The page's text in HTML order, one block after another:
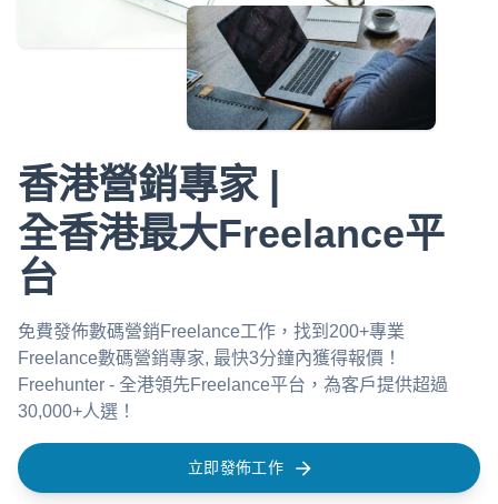
香港營銷專家 |
全香港最大Freelance平
台
免費發佈數碼營銷Freelance工作，找到200+專業
Freelance數碼營銷專家, 最快3分鐘內獲得報價！
Freehunter - 全港領先Freelance平台，為客戶提供超過
30,000+人選！
立即發佈工作